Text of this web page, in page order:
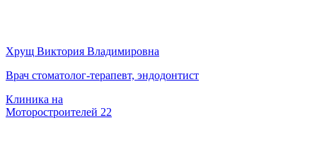
Хрущ Виктория Владимировна
Врач стоматолог-терапевт, эндодонтист
Клиника на
Моторостроителей 22